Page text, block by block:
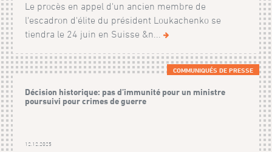
Le procès en appel d'un ancien membre de
l'escadron d'élite du président Loukachenko se
tiendra le 24 juin en Suisse &n...
COMMUNIQUÉS DE PRESSE
Décision historique: pas d’immunité pour un ministre
poursuivi pour crimes de guerre
12.12.2025